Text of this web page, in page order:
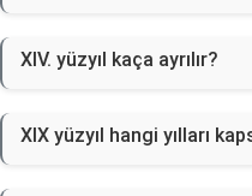
XIV. yüzyıl kaça ayrılır?
XIX yüzyıl hangi yılları